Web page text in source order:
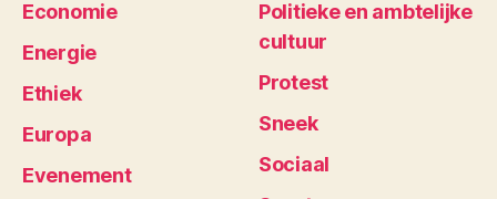
Economie
Energie
Ethiek
Europa
Evenement
Politieke en ambtelijke
cultuur
Protest
Sneek
Sociaal